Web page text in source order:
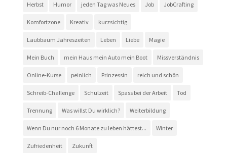
Herbst Humor jeden Tag was Neues Job JobCrafting
Komfortzone Kreativ kurzsichtig
Laubbaum Jahreszeiten Leben Liebe Magie
Mein Buch mein Haus mein Auto mein Boot Missverständnis
Online-Kurse peinlich Prinzessin reich und schön
Schreib-Challenge Schulzeit Spass bei der Arbeit Tod
Trennung Was willst Du wirklich? Weiterbildung
Wenn Du nur noch 6 Monate zu leben hättest... Winter
Zufriedenheit Zukunft